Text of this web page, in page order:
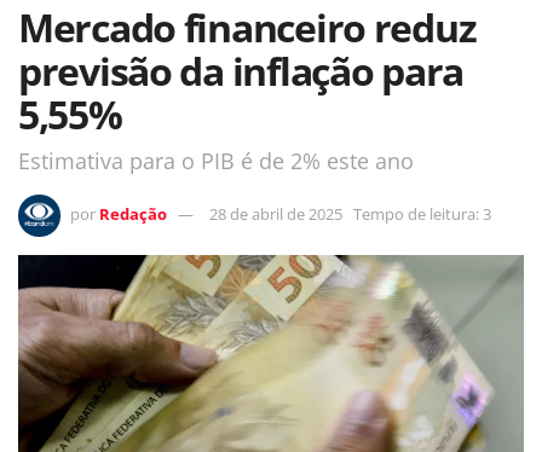
Mercado financeiro reduz
previsão da inflação para
5,55%
Estimativa para o PIB é de 2% este ano
por Redação 28 de abril de 2025 Tempo de leitura: 3